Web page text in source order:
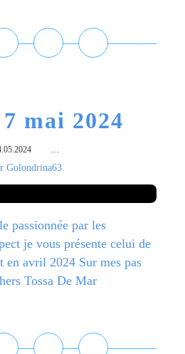
mai 2024
…
Golondrina63
passionnée par les
je vous présente celui de
en avril 2024 Sur mes pas
Tossa De Mar